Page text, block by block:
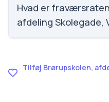
Vejen (559001) er 3.3 ud
3143 skoler. Scoren er
besvarelser.
Hvad er
afdeling Skolegade,
skoler.
Tilføj Brørupskolen,